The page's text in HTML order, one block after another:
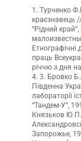
1. Турченко
краєзнавець
“Рідний
Етнографічні
праць
річчю з дня
4. 3. Бровко
Південна
лабораторії
“Тандем-У”,
Князьков
Запорожье,